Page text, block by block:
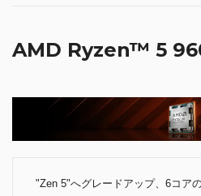
AMD Ryzen™ 5
"Zen 5"へグレードアップ、6コア